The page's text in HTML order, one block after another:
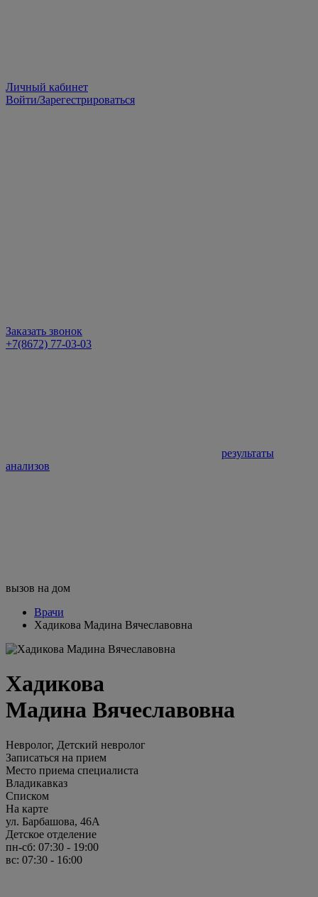
Личный кабинет
Войти/Зарегестрироваться
Заказать звонок
+7(8672) 77-03-03
результаты
анализов
вызов на дом
Врачи
Хадикова Мадина Вячеславовна
Хадикова
Мадина Вячеславовна
Невролог, Детский невролог
Записаться на прием
Место приема специалиста
Владикавказ
Списком
На карте
ул. Барбашова, 46А
Детское отделение
пн-сб: 07:30 - 19:00
вс: 07:30 - 16:00